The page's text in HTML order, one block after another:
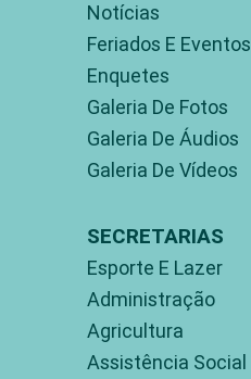
Notícias
Feriados E Eventos
Enquetes
Galeria De Fotos
Galeria De Áudios
Galeria De Vídeos
SECRETARIAS
Esporte E Lazer
Administração
Agricultura
Assistência Social